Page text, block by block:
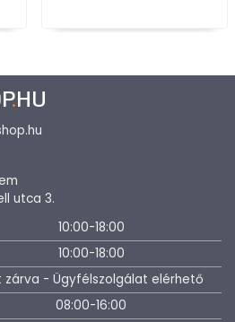
.HU
utca 3.
10:00-18:00
10:00-18:00
zárva - Ügyfélszolgálat elérhető
08:00-16:00